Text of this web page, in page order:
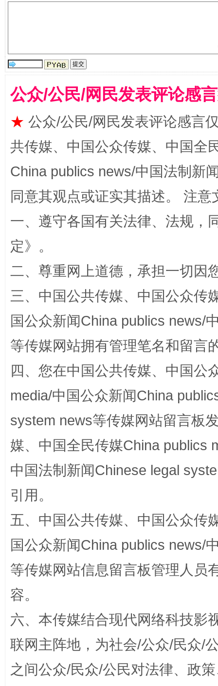
全民健身五年计划来了！等你上场
阿坝州三大球赛在茂县开幕 规模
“蜀中异人”王建安的艺术幻境
公众/公民/网民发表评论感
★ 公众/公民/网民发表评论感言
共传媒、中国公众传媒、中国全
China publics news/中国法制新
同意其观点或证实其描述。 注
一、遵守各国有关法律、法规，
定》。
二、尊重网上道德，承担一切因
三、中国公共传媒、中国公众传
国公众新闻China publics news/
等传媒网站拥有管理笔名和留言
四、您在中国公共传媒、中国公
media/中国公众新闻China
system news等传媒网站留言板
媒、中国全民传媒China publics
中国法制新闻Chinese legal
引用。
五、中国公共传媒、中国公众传
国公众新闻China publics news/
等传媒网站信息留言板管理人员
容。
六、本传媒结合现代网络科技影
联网主阵地，为社会/公众/民众/
之间公众/民众/公民对法律、政